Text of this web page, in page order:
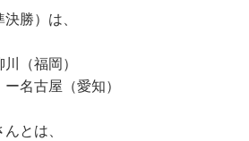
勝）は、
（福岡）
名古屋（愛知）
とは、